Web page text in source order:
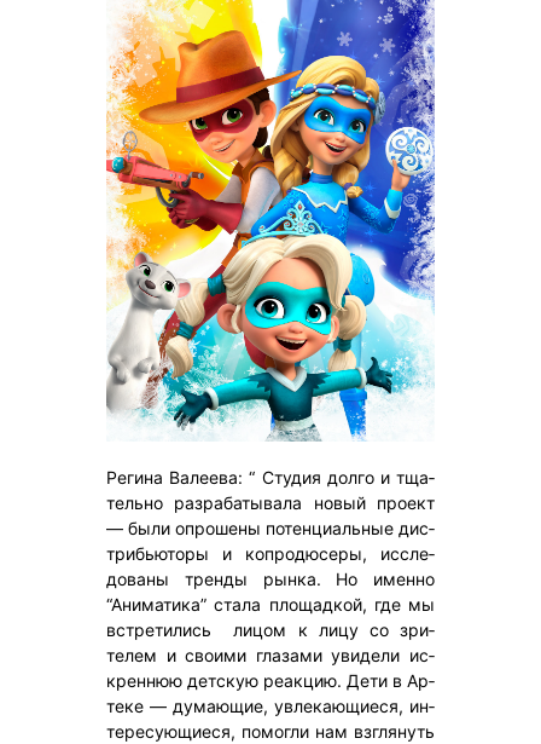
Ре­гина Ва­ле­ева: “ Сту­дия дол­го и тща­
тель­но раз­ра­баты­вала но­вый про­ект
— бы­ли оп­ро­шены по­тен­ци­аль­ные дис­
трибь­юто­ры и коп­ро­дюсе­ры, ис­сле­
дова­ны трен­ды рын­ка. Но имен­но
“Ани­мати­ка” ста­ла пло­щад­кой, где мы
встре­тились ли­цом к ли­цу со зри­
телем и сво­ими гла­зами уви­дели ис­
крен­нюю дет­скую ре­ак­цию. Де­ти в Ар­
те­ке — ду­ма­ющие, ув­ле­ка­ющи­еся, ин­
те­ресу­ющи­еся, по­мог­ли нам взгля­нуть